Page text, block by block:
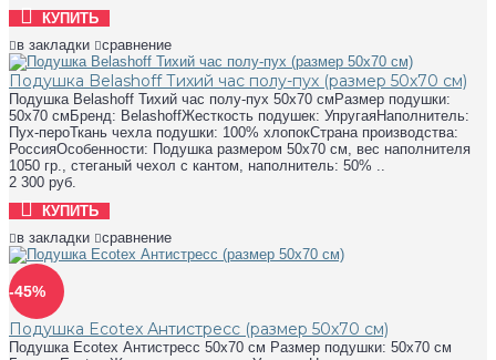
КУПИТЬ
в закладки
сравнение
Подушка Belashoff Тихий час полу-пух (размер 50х70 см)
Подушка Belashoff Тихий час полу-пух 50х70 смРазмер подушки:
50х70 смБренд: BelashoffЖесткость подушек: УпругаяНаполнитель:
Пух-пероТкань чехла подушки: 100% хлопокСтрана производства:
РоссияОсобенности: Подушка размером 50х70 см, вес наполнителя
1050 гр., стеганый чехол с кантом, наполнитель: 50% ..
2 300 руб.
КУПИТЬ
в закладки
сравнение
-45%
Подушка Ecotex Антистресс (размер 50х70 см)
Подушка Ecotex Антистресс 50х70 см Размер подушки: 50х70 см